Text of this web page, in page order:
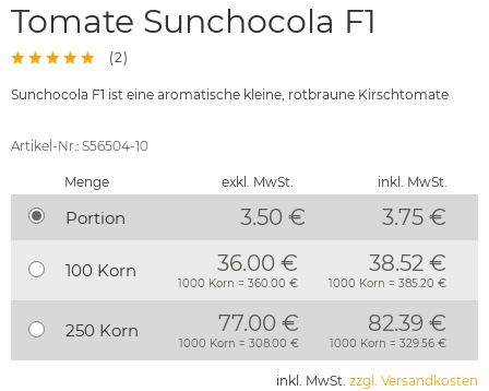
Tomate Sunchocola F1
(2)
Sunchocola F1 ist eine aromatische kleine, rotbraune Kirschtomate
Artikel-Nr.: S56504-10
Menge exkl. MwSt. inkl. MwSt.
Portion 3.50 € 3.75 €
100 Korn 36.00 €
1000 Korn = 360.00 €
38.52 €
1000 Korn = 385.20 €
250 Korn 77.00 €
1000 Korn = 308.00 €
82.39 €
1000 Korn = 329.56 €
inkl. MwSt. zzgl. Versandkosten